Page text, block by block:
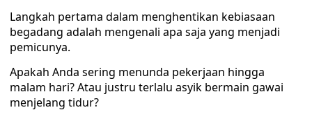
Langkah pertama dalam menghentikan kebiasaan
begadang adalah mengenali apa saja yang menjadi
pemicunya.
Apakah Anda sering menunda pekerjaan hingga
malam hari? Atau justru terlalu asyik bermain gawai
menjelang tidur?